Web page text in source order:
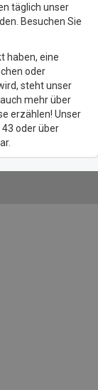
täglich unser
Besuchen Sie
haben, eine
oder
steht unser
mehr über
erzählen! Unser
oder über